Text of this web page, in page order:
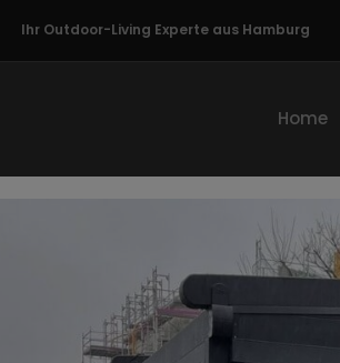
Ihr Outdoor-Living Experte aus Hamburg
Home